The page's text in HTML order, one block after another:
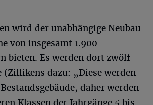
wird der unabhängige Neubau
von insgesamt 1.900
bieten. Es werden dort zwölf
(Zillikens dazu: „Diese werden
daher werden
Klassen der Jahrgänge 5 bis